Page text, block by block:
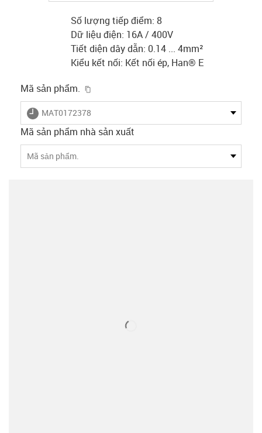
Số lượng tiếp điểm: 8
Dữ liệu điện: 16A / 400V
Tiết diện dây dẫn: 0.14 ... 4mm²
Kiểu kết nối: Kết nối ép, Han® E
Mã sản phẩm.
igus-icon-lieferzeit
MAT0172378
Mã sản phẩm nhà sản xuất
Mã sản phẩm.